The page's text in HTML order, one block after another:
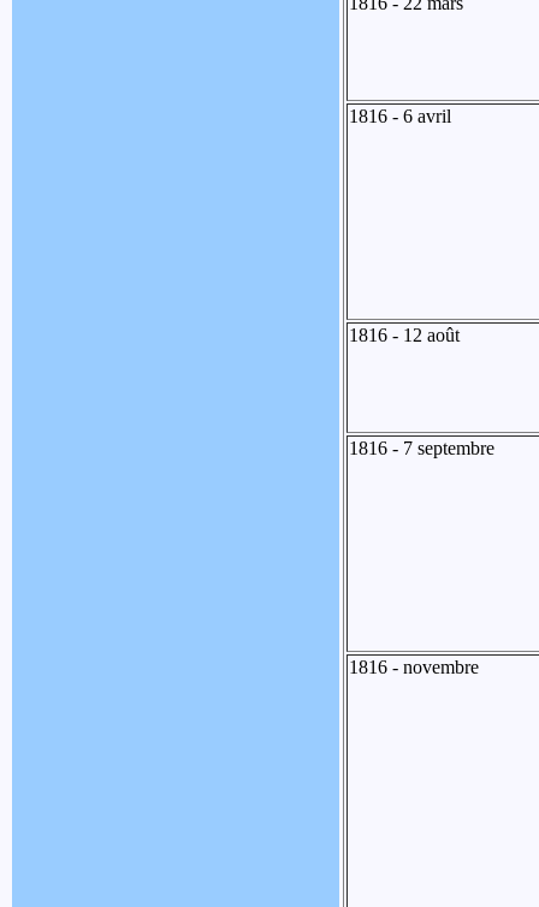
1816 - 6 avril
1816 - 12 août
1816 - 7 septembre
1816 - novembre